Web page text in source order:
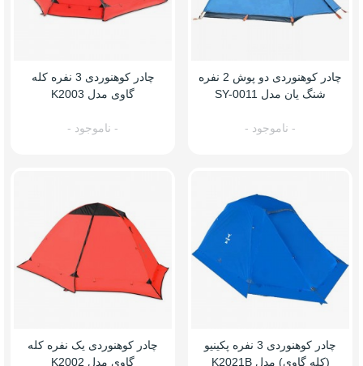
چادر کوهنوردی دو پوش 2 نفره
شنگ یان مدل SY-0011
- ناموجود -
چادر کوهنوردی 3 نفره کله
گاوی مدل K2003
- ناموجود -
چادر کوهنوردی 3 نفره پکینیو
(کله گاوی) مدل K2021B
چادر کوهنوردی یک نفره کله
گاوی مدل K2002